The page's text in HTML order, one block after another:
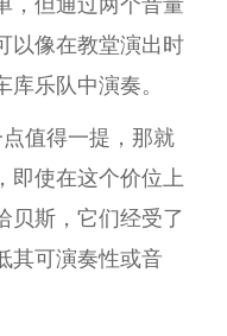
以像在教堂演出时
乐队中演奏。
值得一提，那就
即使在这个价位上
贝斯，它们经受了
其可演奏性或音